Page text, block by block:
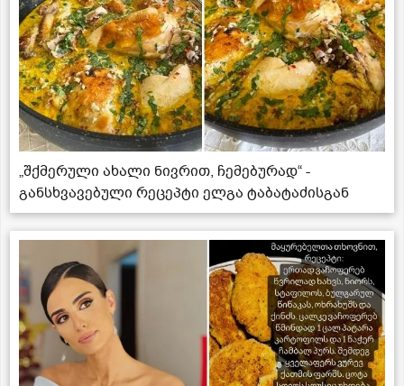
„შქმერული ახალი ნივრით, ჩემებურად“ -
განსხვავებული რეცეპტი ელგა ტაბატაძისგან